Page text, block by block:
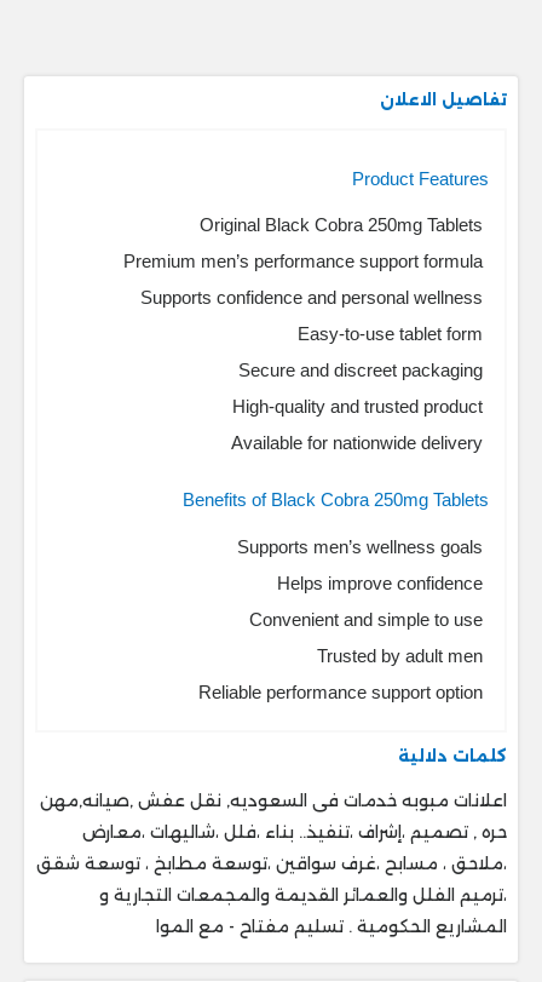
تفاصيل الاعلان
Product Features
Original Black Cobra 250mg Tablets
Premium men’s performance support formula
Supports confidence and personal wellness
Easy-to-use tablet form
Secure and discreet packaging
High-quality and trusted product
Available for nationwide delivery
Benefits of Black Cobra 250mg Tablets
Supports men’s wellness goals
Helps improve confidence
Convenient and simple to use
Trusted by adult men
Reliable performance support option
كلمات دلالية
اعلانات مبوبه خدمات فى السعوديه, نقل عفش ,صيانه,مهن
حره , تصميم ،إشراف ،تنفيذ.. ‎بناء ،فلل ،شاليهات ،معارض
،ملاحق ، ‎مسابح ،غرف سواقين ،توسعة مطابخ ، ‎توسعة شقق
،ترميم الفلل والعمائر القديمة والمجمعات التجارية و
المشاريع الحكومية . ‎تسليم مفتاح - مع الموا